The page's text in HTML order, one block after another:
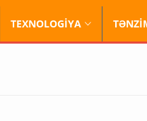
TEXNOLOGİYA